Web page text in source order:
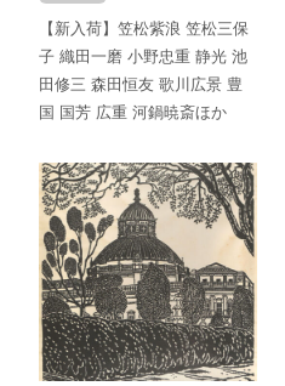
【新入荷】笠松紫浪 笠松三保
子 織田一磨 小野忠重 静光 池
田修三 森田恒友 歌川広景 豊
国 国芳 広重 河鍋暁斎ほか